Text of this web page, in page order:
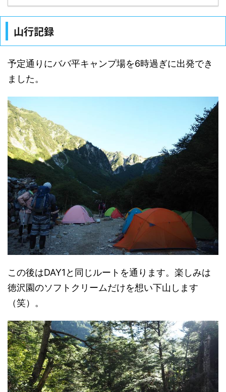
山行記録
予定通りにババ平キャンプ場を6時過ぎに出発でき
ました。
この後はDAY1と同じルートを通ります。楽しみは
徳沢園のソフトクリームだけを想い下山します
（笑）。